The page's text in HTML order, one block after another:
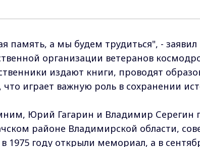
память, а мы будем трудиться", -
организации ветеранов
издают книги, проводят
что играет важную роль в сохранении
Юрий Гагарин и Владимир Серегин
районе Владимирской области,
в 1975 году открыли мемориал, а в